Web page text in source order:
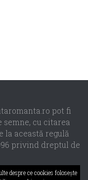
pot fi
cu citarea
la această regulă
privind dreptul de
Hueman theme
despre ce cookies foloseşte